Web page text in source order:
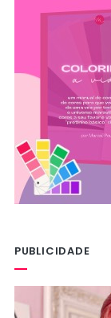
PUBLICIDADE